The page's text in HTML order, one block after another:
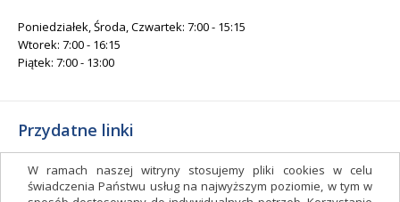
W ramach naszej witryny stosujemy pliki cookies w celu
świadczenia Państwu usług na najwyższym poziomie, w tym w
Poniedziałek, Środa, Czwartek: 7:00 - 15:15
Wtorek: 7:00 - 16:15
Piątek: 7:00 - 13:00
Przydatne linki
Gminny Ośrodek Kultury i Sportu
Gminna Biblioteka Publiczna